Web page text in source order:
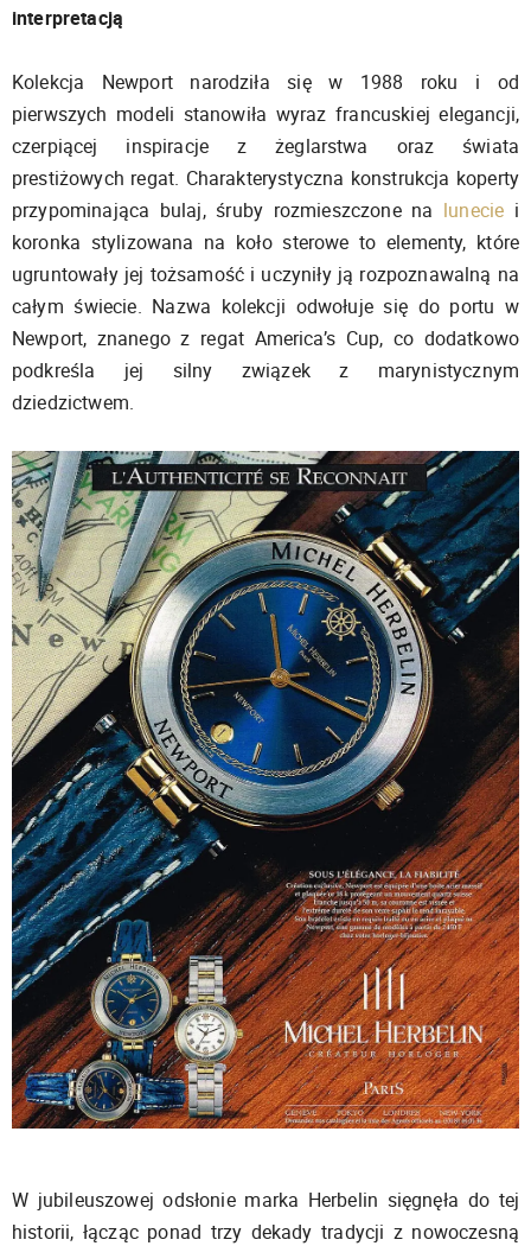
interpretacją
Kolekcja Newport narodziła się w 1988 roku i od
pierwszych modeli stanowiła wyraz francuskiej elegancji,
czerpiącej inspiracje z żeglarstwa oraz świata
prestiżowych regat. Charakterystyczna konstrukcja koperty
przypominająca bulaj, śruby rozmieszczone na lunecie i
koronka stylizowana na koło sterowe to elementy, które
ugruntowały jej tożsamość i uczyniły ją rozpoznawalną na
całym świecie. Nazwa kolekcji odwołuje się do portu w
Newport, znanego z regat America’s Cup, co dodatkowo
podkreśla jej silny związek z marynistycznym
dziedzictwem.
W jubileuszowej odsłonie marka Herbelin sięgnęła do tej
historii, łącząc ponad trzy dekady tradycji z nowoczesną